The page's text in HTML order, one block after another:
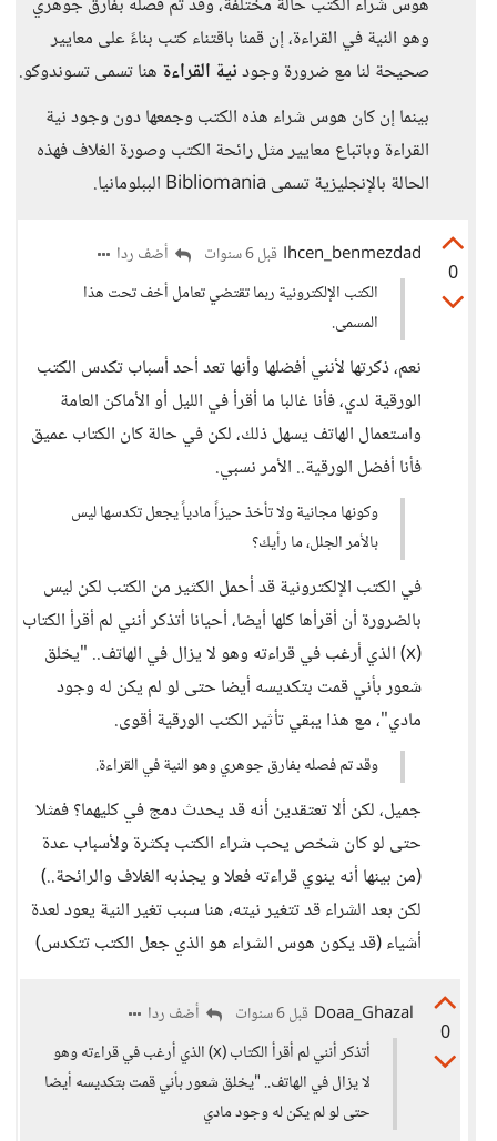
وهو النية في القراءة، إن قمنا باقتناء كتب بناءً على معايير
صحيحة لنا مع ضرورة وجودنية القراءة هنا تسمى تسوندوكو.
بينما إن كان هوس شراء هذه الكتب وجمعها دون وجود نية
القراءة وباتباع معايير مثل رائحة الكتب وصورة الغلاف فهذه
الحالة بالإنجليزية تسمى Bibliomania الببلومانيا.
0
Ihcen_benmezdad قبل 6 سنوات
أضف ردا
الكتب الإلكترونية ربما تقتضي تعامل أخف تحت هذا
المسمى.
نعم، ذكرتها لأنني أفضلها وأنها تعد أحد أسباب تكدس الكتب
الورقية لدي، فأنا غالبا ما أقرأ في الليل أو الأماكن العامة
واستعمال الهاتف يسهل ذلك، لكن في حالة كان الكتاب عميق
فأنا أفضل الورقية.. الأمر نسبي.
وكونها مجانية ولا تأخذ حيزاً مادياً يجعل تكدسها ليس
بالأمر الجلل، ما رأيك؟
في الكتب الإلكترونية قد أحمل الكثير من الكتب لكن ليس
بالضرورة أن أقرأها كلها أيضا، أحيانا أتذكر أنني لم أقرأ الكتاب
(x) الذي أرغب في قراءته وهو لا يزال في الهاتف.. "يخلق
شعور بأني قمت بتكديسه أيضا حتى لو لم يكن له وجود
مادي"، مع هذا يبقي تأثير الكتب الورقية أقوى.
وقد تم فصله بفارق جوهري وهو النية في القراءة.
جميل، لكن ألا تعتقدين أنه قد يحدث دمج في كليهما؟ فمثلا
حتى لو كان شخص يحب شراء الكتب بكثرة ولأسباب عدة
(من بينها أنه ينوي قراءته فعلا و يجذبه الغلاف والرائحة..)
لكن بعد الشراء قد تتغير نيته، هنا سبب تغير النية يعود لعدة
أشياء (قد يكون هوس الشراء هو الذي جعل الكتب تتكدس)
0
Doaa_Ghazal قبل 6 سنوات
أضف ردا
أتذكر أنني لم أقرأ الكتاب (x) الذي أرغب في قراءته وهو
لا يزال في الهاتف.. "يخلق شعور بأني قمت بتكديسه أيضا
حتى لو لم يكن له وجود مادي